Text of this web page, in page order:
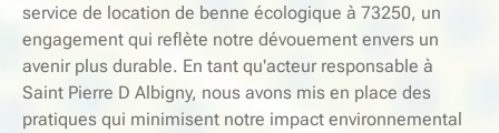
service de location de benne écologique à 73250, un
engagement qui reflète notre dévouement envers un
avenir plus durable. En tant qu'acteur responsable à
Saint Pierre D Albigny, nous avons mis en place des
pratiques qui minimisent notre impact environnemental